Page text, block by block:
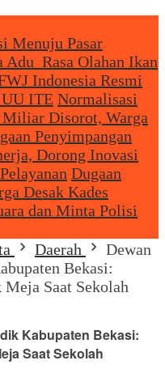
Menuju Pasar
Adu Rasa Olahan Ikan
Indonesia Resmi
UU ITE Normalisasi
Disorot, Warga
Penyimpangan
Dorong Inovasi
Dugaan
Desak Kades
dan Minta Polisi
Daerah
Dewan
Bekasi:
Saat Sekolah
Kabupaten Bekasi:
Saat Sekolah